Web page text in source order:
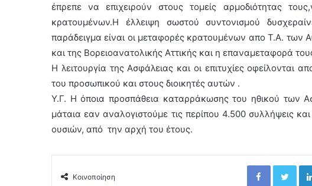
έπρεπε να επιχειρούν στους τομείς αρμοδιότητας
κρατουμένων.Η έλλειψη σωστού συντονισμού
παράδειγμα είναι οι μεταφορές κρατουμένων απο Τ.Α. των
και της Βορειοανατολικής Αττικής και η επαναμεταφορά
Η λειτουργία της Ασφάλειας και οι επιτυχίες οφείλονται
του προσωπικού και στους διοικητές αυτών .
Υ.Γ. Η όποια προσπάθεια καταρράκωσης του ηθικού των
μάταια εαν αναλογιστούμε τις περίπου 4.500 συλλήψεις
ουσιών, από την αρχή του έτους.
Κοινοποίηση